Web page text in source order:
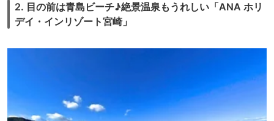
13:00） 17:00 - 22:00（L.O. 21:30） [Sun] 06:00 - 11:00 11:30
- 13:30（L.O. 13:00） 17:00 - 22:00（L.O. 21:30） [Public Holiday]
06:00 - 11:00 11:30 - 13:30（L.O. 13:00） 17:00 - 22:00（L.O.
13:30（L.O. 13:00） 17:00 - 22:00（L.O. 21:30） [Day after public
2. 目の前は青島ビーチ♪絶景温泉もうれしい「ANA ホリ
デイ・インリゾート宮崎」